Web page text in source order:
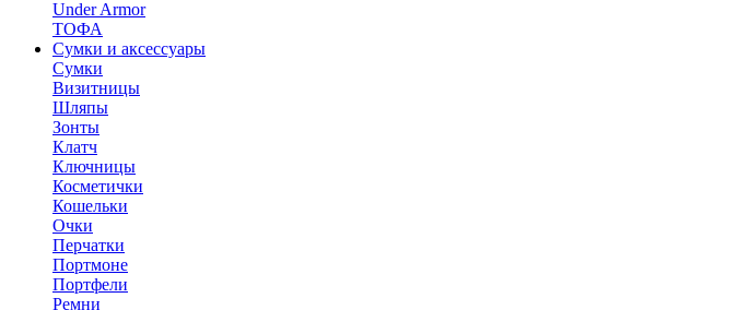
Under Armor
ТОФА
Сумки и аксессуары
Сумки
Визитницы
Шляпы
Зонты
Клатч
Ключницы
Косметички
Кошельки
Очки
Перчатки
Портмоне
Портфели
Ремни